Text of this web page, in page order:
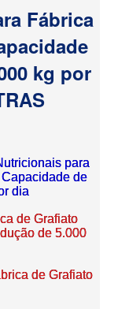
Fábrica
kg por
para
de
dia
de Grafiato
de 5.000
de Grafiato